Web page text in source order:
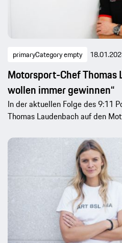
primaryCategory empty
Motorsport-Chef Thomas
wollen immer gewinnen“
In der aktuellen Folge des 9:11
Thomas Laudenbach auf den